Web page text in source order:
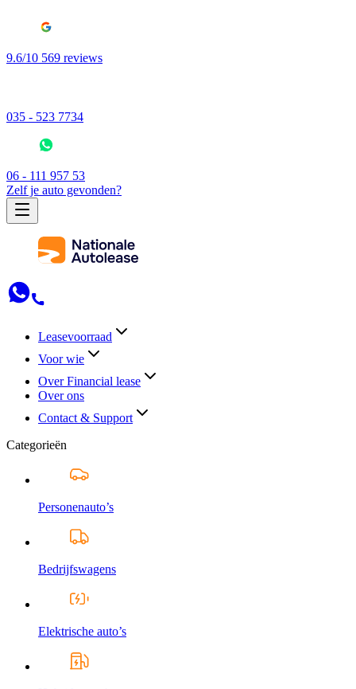
9.6/10 569 reviews
035 - 523 7734
06 - 111 957 53
Zelf je auto gevonden?
Leasevoorraad
Voor wie
Over Financial lease
Over ons
Contact & Support
Categorieën
Personenauto’s
Bedrijfswagens
Elektrische auto’s